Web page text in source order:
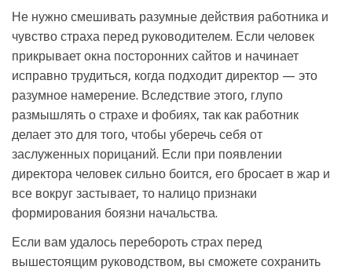
Не нужно смешивать разумные действия работника и
чувство страха перед руководителем. Если человек
прикрывает окна посторонних сайтов и начинает
исправно трудиться, когда подходит директор — это
разумное намерение. Вследствие этого, глупо
размышлять о страхе и фобиях, так как работник
делает это для того, чтобы уберечь себя от
заслуженных порицаний. Если при появлении
директора человек сильно боится, его бросает в жар и
все вокруг застывает, то налицо признаки
формирования боязни начальства.
Если вам удалось перебороть страх перед
вышестоящим руководством, вы сможете сохранить